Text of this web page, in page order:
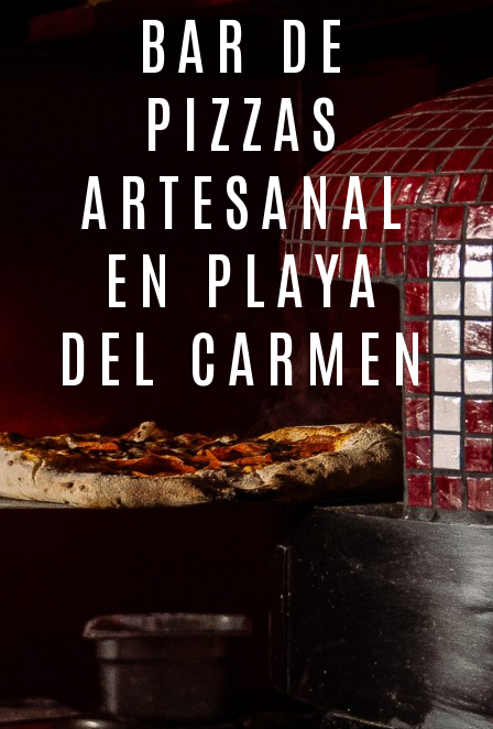
BAR DE
PIZZAS
ARTESANAL
EN PLAYA
DEL CARMEN